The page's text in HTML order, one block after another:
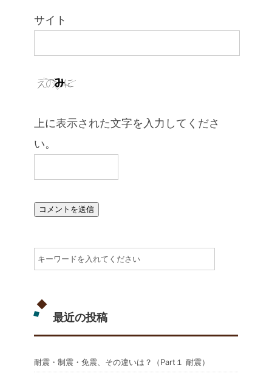
サイト
上に表示された文字を入力してくださ
い。
最近の投稿
耐震・制震・免震、その違いは？（Part１ 耐震）